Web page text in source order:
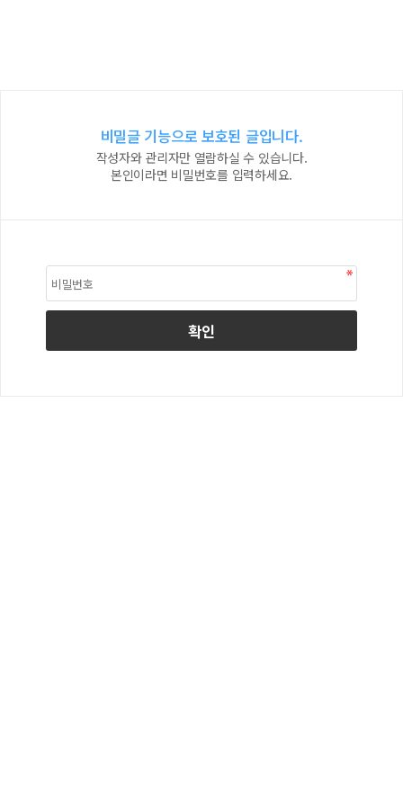
비밀글 기능으로 보호된 글입니다.
작성자와 관리자만 열람하실 수 있습니다.
본인이라면 비밀번호를 입력하세요.